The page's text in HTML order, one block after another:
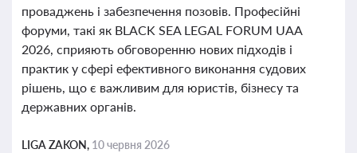
проваджень і забезпечення позовів. Професійні
форуми, такі як BLACK SEA LEGAL FORUM UAA
2026, сприяють обговоренню нових підходів і
практик у сфері ефективного виконання судових
рішень, що є важливим для юристів, бізнесу та
державних органів.
LIGA ZAKON, 10 червня 2026